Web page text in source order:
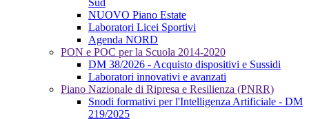
NUOVO Piano Estate
Laboratori Licei Sportivi
Agenda NORD
PON e POC per la Scuola 2014-2020
DM 38/2026 - Acquisto dispositivi e Sussidi
Laboratori innovativi e avanzati
Piano Nazionale di Ripresa e Resilienza (PNRR)
Snodi formativi per l'Intelligenza Artificiale - DM
219/2025